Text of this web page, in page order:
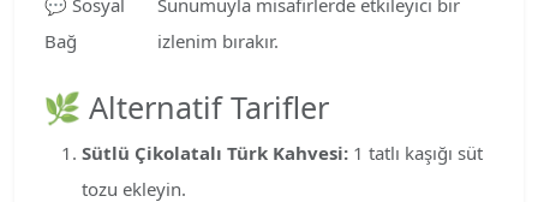
Bağ
izlenim bırakır.
🌿 Alternatif Tarifler
Sütlü Çikolatalı Türk Kahvesi: 1 tatlı kaşığı süt
tozu ekleyin.